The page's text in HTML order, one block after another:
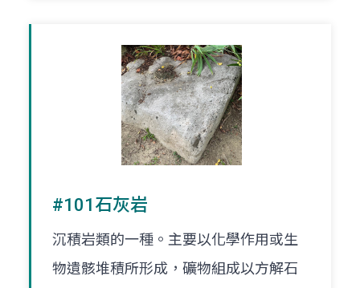
#101石灰岩
沉積岩類的一種。主要以化學作用或生
物遺骸堆積所形成，礦物組成以方解石